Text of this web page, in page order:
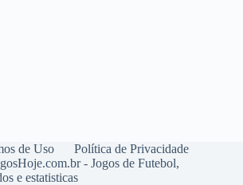
de Uso
Política de Privacidade
- Jogos de Futebol,
e estatisticas